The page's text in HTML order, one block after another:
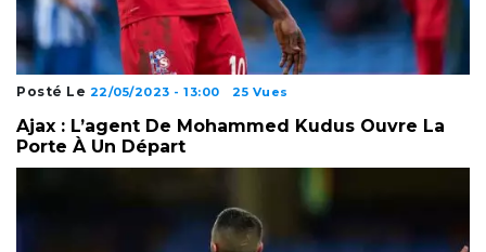
Posté Le 22/05/2023 - 13:00 25 Vues
Ajax : L’agent De Mohammed Kudus Ouvre La
Porte À Un Départ